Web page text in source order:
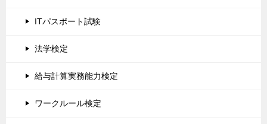
ITパスポート試験
法学検定
給与計算実務能力検定
ワークルール検定